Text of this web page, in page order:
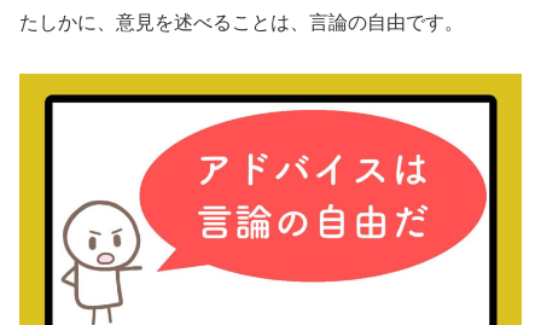
たしかに、意見を述べることは、言論の自由です。